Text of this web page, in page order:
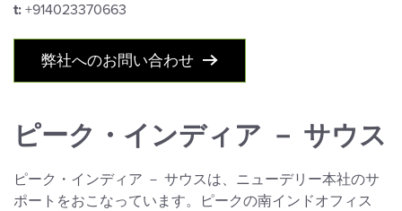
t: +914023370663
弊社へのお問い合わせ
ピーク・インディア － サウス
ピーク・インディア － サウスは、ニューデリー本社のサ
ポートをおこなっています。ピークの南インドオフィス